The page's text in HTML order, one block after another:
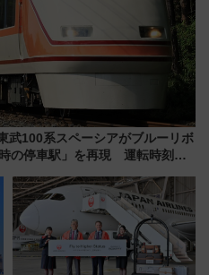
100系スペーシアがブルーリボ
の停車駅」を再現 運転時刻や